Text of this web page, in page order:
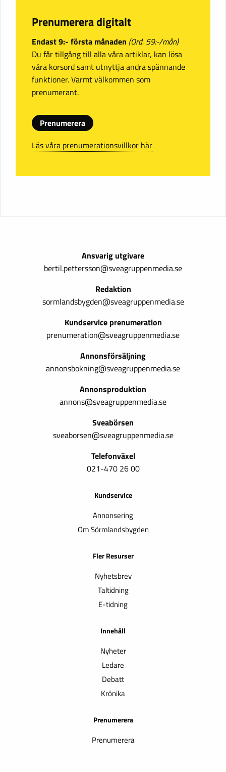
Prenumerera digitalt
Endast 9:- första månaden (Ord. 59:-/mån)
Du får tillgång till alla våra artiklar, kan lösa
våra korsord samt utnyttja andra spännande
funktioner. Varmt välkommen som
prenumerant.
Prenumerera
Läs våra prenumerationsvillkor här
Ansvarig utgivare
bertil.pettersson@sveagruppenmedia.se
Redaktion
sormlandsbygden@sveagruppenmedia.se
Kundservice prenumeration
prenumeration@sveagruppenmedia.se
Annonsförsäljning
annonsbokning@sveagruppenmedia.se
Annonsproduktion
annons@sveagruppenmedia.se
Sveabörsen
sveaborsen@sveagruppenmedia.se
Telefonväxel
021-470 26 00
Kundservice
Annonsering
Om Sörmlandsbygden
Fler Resurser
Nyhetsbrev
Taltidning
E-tidning
Innehåll
Nyheter
Ledare
Debatt
Krönika
Prenumerera
Prenumerera